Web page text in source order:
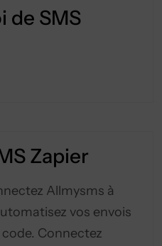
de SMS
Zapier
Allmysms à
vos envois
Connectez